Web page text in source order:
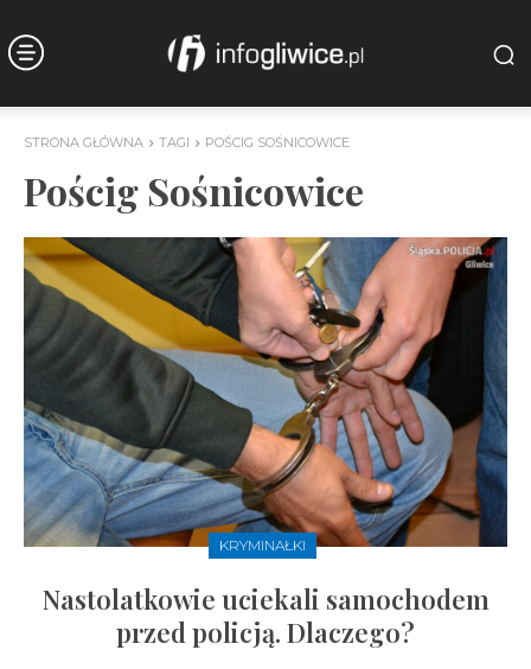
STRONA GŁÓWNA TAGI POŚCIG SOŚNICOWICE
Pościg Sośnicowice
KRYMINAŁKI
Nastolatkowie uciekali samochodem
przed policją. Dlaczego?